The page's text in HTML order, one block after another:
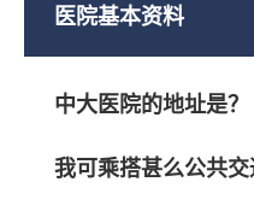
医院基本资料
中大医院的地址是？
我可乘搭甚么公共交